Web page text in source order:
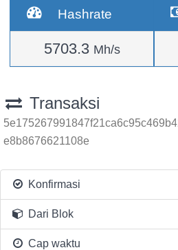
Hashrate
5703.3 Mh/s
Transaksi
e8b8676621108e
Konfirmasi
Dari Blok
Cap waktu